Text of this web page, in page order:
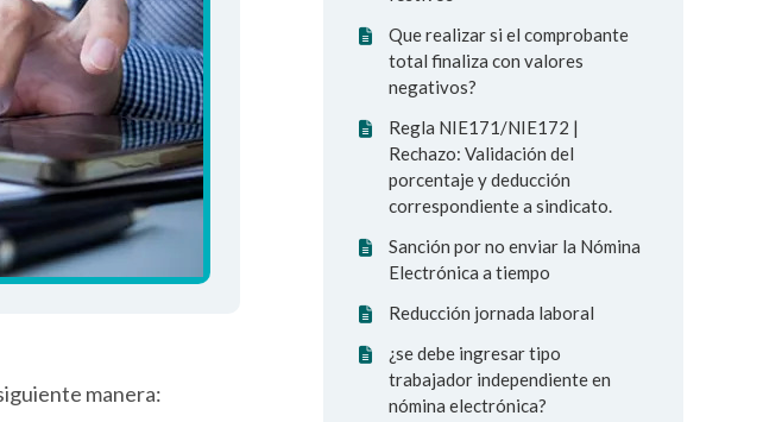
Que realizar si el comprobante
total finaliza con valores
negativos?
Regla NIE171/NIE172 |
Rechazo: Validación del
porcentaje y deducción
correspondiente a sindicato.
Sanción por no enviar la Nómina
Electrónica a tiempo
Reducción jornada laboral
¿se debe ingresar tipo
trabajador independiente en
nómina electrónica?
manera: